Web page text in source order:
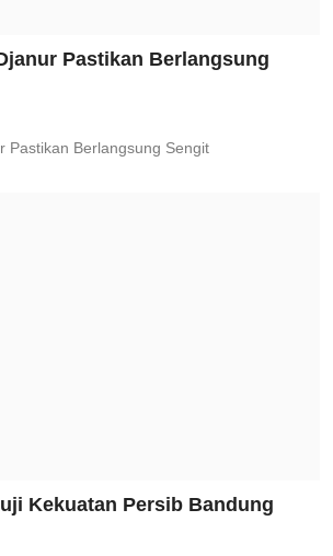
Pastikan Berlangsung
Pastikan Berlangsung Sengit
Kekuatan Persib Bandung